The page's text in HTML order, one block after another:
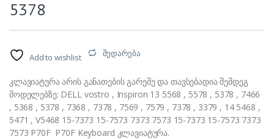
5378
Add to wishlist შედარება
კლავიატურა არის განათების გარეშე და თავსებადია შემდეგ
მოდელებზე: DELL vostro , Inspiron 13 5568 , 5578 , 5378 , 7466
, 5368 , 5378 , 7368 , 7378 , 7569 , 7579 , 7378 , 3379 , 14 5468 ,
5471 , V5468 15-7373 15-7573 7373 7573 15-7373 15-7573 7373
7573 P70F P70F Keyboard კლავიატურა.